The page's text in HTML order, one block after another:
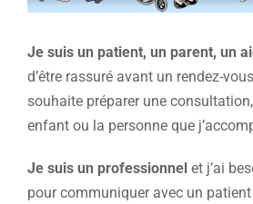
Je suis un patient, un parent, un
d’être rassuré avant un rendez-
souhaite préparer une
enfant ou la personne que
Je suis un professionnel et j’ai
pour communiquer avec un